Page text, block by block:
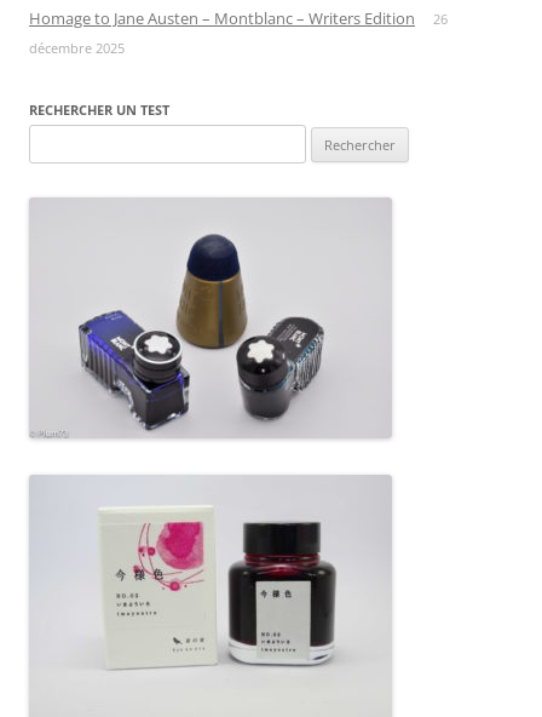
Homage to Jane Austen – Montblanc – Writers Edition
26
décembre 2025
RECHERCHER UN TEST